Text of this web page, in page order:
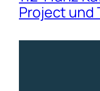
Project und